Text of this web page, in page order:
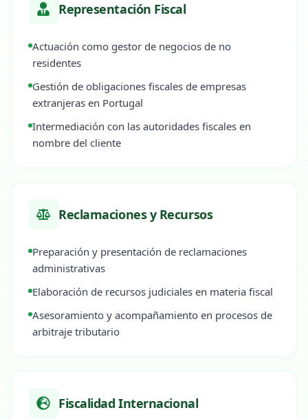
Representación Fiscal
Actuación como gestor de negocios de no
residentes
Gestión de obligaciones fiscales de empresas
extranjeras en Portugal
Intermediación con las autoridades fiscales en
nombre del cliente
Reclamaciones y Recursos
Preparación y presentación de reclamaciones
administrativas
Elaboración de recursos judiciales en materia fiscal
Asesoramiento y acompañamiento en procesos de
arbitraje tributario
Fiscalidad Internacional